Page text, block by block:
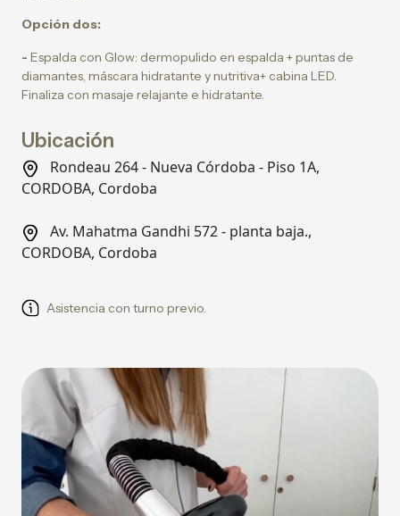
Opción dos:
- Espalda con Glow: dermopulido en espalda + puntas de
diamantes, máscara hidratante y nutritiva+ cabina LED.
Finaliza con masaje relajante e hidratante.
Ubicación
Rondeau 264 - Nueva Córdoba - Piso 1A,
CORDOBA, Cordoba
Av. Mahatma Gandhi 572 - planta baja.,
CORDOBA, Cordoba
Asistencia con turno previo.